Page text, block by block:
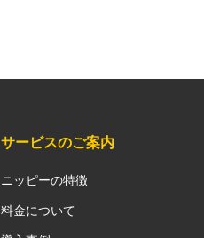
サービスのご案内
ニッピーの特徴
料金について